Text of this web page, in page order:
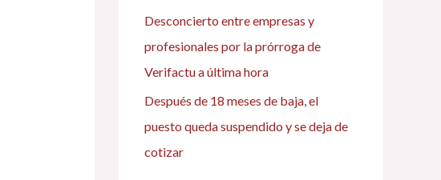
Desconcierto entre empresas y
profesionales por la prórroga de
Verifactu a última hora
Después de 18 meses de baja, el
puesto queda suspendido y se deja de
cotizar